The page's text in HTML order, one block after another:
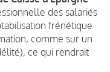
des salariés
frénétique
comme sur un
ce qui rendrait